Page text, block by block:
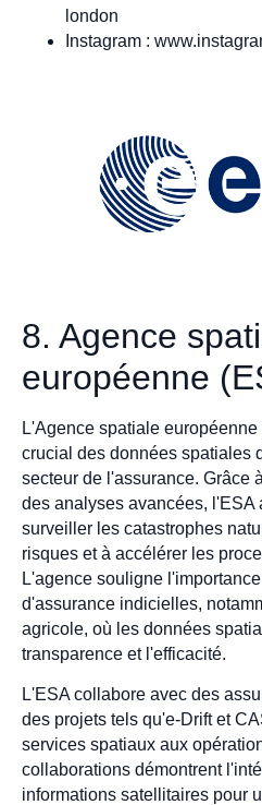
london
Instagram :
8. Agence
européenne
L'Agence spatiale
crucial des données spatiales
secteur de l'assurance. Grâce
des analyses avancées, l'ESA
surveiller les catastrophes
risques et à accélérer les
L'agence souligne
d'assurance indicielles,
agricole, où les données
transparence et l'efficacité.
L'ESA collabore avec des
des projets tels qu'e-Drift et
services spatiaux aux
collaborations démontrent
informations satellitaires pour